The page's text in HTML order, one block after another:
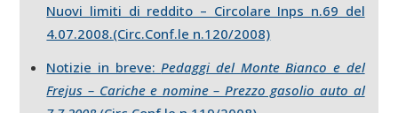
Nuovi limiti di reddito – Circolare Inps n.69 del
4.07.2008.(Circ.Conf.le n.120/2008)
Notizie in breve: Pedaggi del Monte Bianco e del
Frejus – Cariche e nomine – Prezzo gasolio auto al